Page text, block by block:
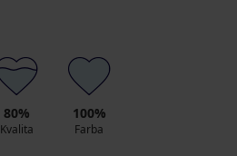
80%
Kvalita
100%
Farba